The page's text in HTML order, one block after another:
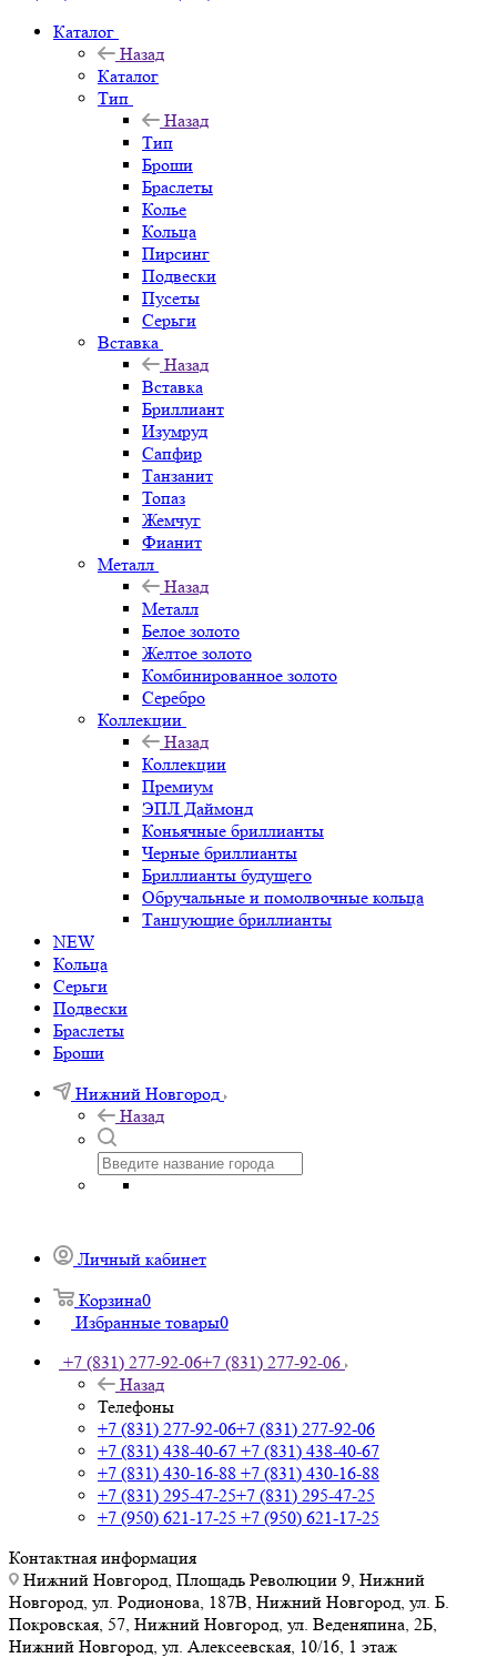
Каталог
Назад
Каталог
Тип
Назад
Тип
Броши
Браслеты
Колье
Кольца
Пирсинг
Подвески
Пусеты
Серьги
Вставка
Назад
Вставка
Бриллиант
Изумруд
Сапфир
Танзанит
Топаз
Жемчуг
Фианит
Металл
Назад
Металл
Белое золото
Желтое золото
Комбинированное золото
Серебро
Коллекции
Назад
Коллекции
Премиум
ЭПЛ Даймонд
Коньячные бриллианты
Черные бриллианты
Бриллианты будущего
Обручальные и помолвочные кольца
Танцующие бриллианты
NEW
Кольца
Серьги
Подвески
Браслеты
Броши
Нижний Новгород
Назад
Личный кабинет
Корзина0
Избранные товары0
+7 (831) 277-92-06+7 (831) 277-92-06
Назад
Телефоны
+7 (831) 277-92-06+7 (831) 277-92-06
+7 (831) 438-40-67 +7 (831) 438-40-67
+7 (831) 430-16-88 +7 (831) 430-16-88
+7 (831) 295-47-25+7 (831) 295-47-25
+7 (950) 621-17-25 +7 (950) 621-17-25
Контактная информация
Нижний Новгород, Площадь Революции 9, Нижний
Новгород, ул. Родионова, 187В, Нижний Новгород, ул. Б.
Покровская, 57, Нижний Новгород, ул. Веденяпина, 2Б,
Нижний Новгород, ул. Алексеевская, 10/16, 1 этаж